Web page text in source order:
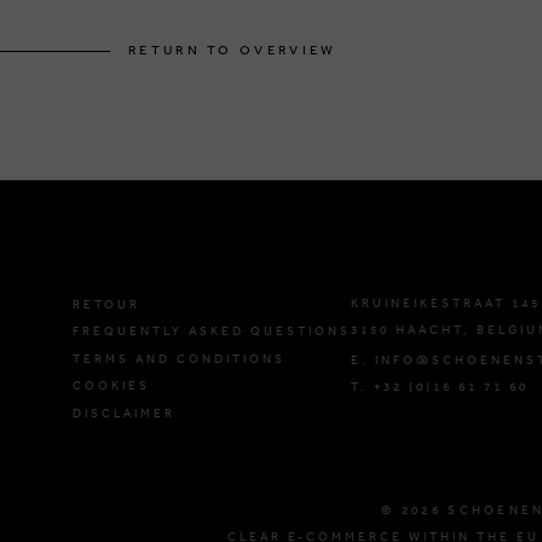
RETURN TO OVERVIEW
RETOUR
FREQUENTLY ASKED QUESTIONS
TERMS AND CONDITIONS
COOKIES
DISCLAIMER
KRUINEIKESTRAAT 145
3150 HAACHT,
E.
T. +32 (0)16 61 71 60
© 2026
CLEAR E-COMMERCE WITHIN THE